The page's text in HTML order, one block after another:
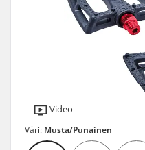
Video
Väri: Musta/Punainen